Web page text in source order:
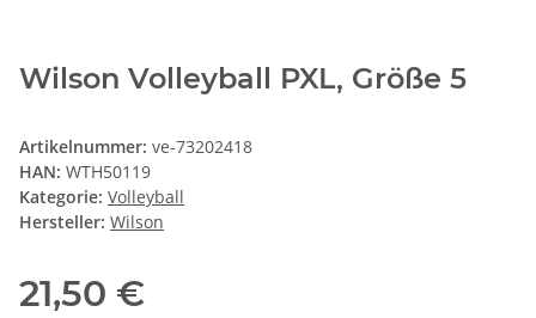
Wilson Volleyball PXL, Größe 5
Artikelnummer: ve-73202418
HAN: WTH50119
Kategorie: Volleyball
Hersteller: Wilson
21,50 €